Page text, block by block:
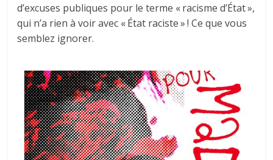
d’excuses publiques pour le terme « racisme d’État »,
qui n’a rien à voir avec « État raciste » ! Ce que vous
semblez ignorer.